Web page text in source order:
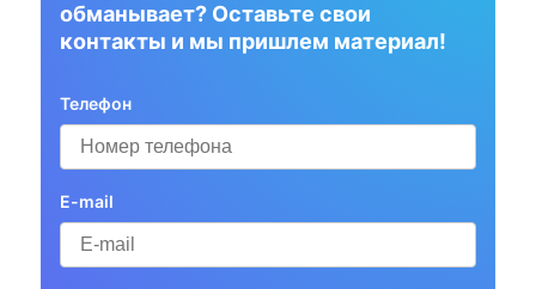
обманывает? Оставьте свои
контакты и мы пришлем материал!
Телефон
E-mail